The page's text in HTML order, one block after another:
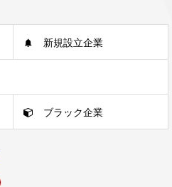
新規設立企業
ブラック企業